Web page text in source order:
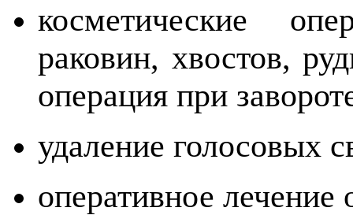
косметические
раковин, хвостов,
операция при
удаление голосовых
оперативное